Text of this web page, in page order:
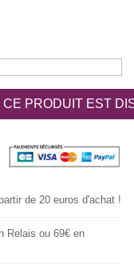
PRODUIT EST
de 20 euros d'achat !
Relais ou 69€ en